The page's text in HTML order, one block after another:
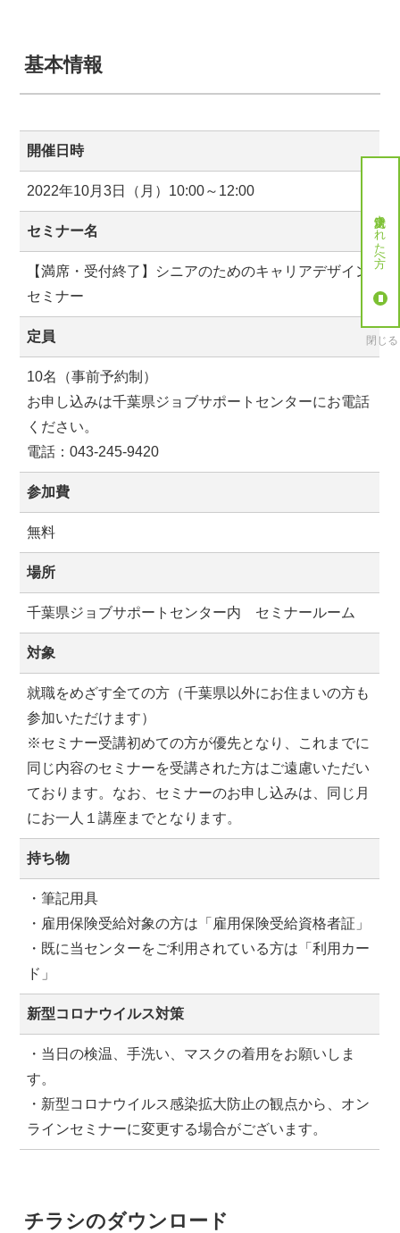
基本情報
開催日時
2022年10月3日（月）10:00～12:00
セミナー名
【満席・受付終了】シニアのためのキャリアデザイン
セミナー
定員
10名（事前予約制）
お申し込みは千葉県ジョブサポートセンターにお電話
ください。
電話：043-245-9420
参加費
無料
場所
千葉県ジョブサポートセンター内 セミナールーム
対象
就職をめざす全ての方（千葉県以外にお住まいの方も
参加いただけます）
※セミナー受講初めての方が優先となり、これまでに
同じ内容のセミナーを受講された方はご遠慮いただい
ております。なお、セミナーのお申し込みは、同じ月
にお一人１講座までとなります。
持ち物
・筆記用具
・雇用保険受給対象の方は「雇用保険受給資格者証」
・既に当センターをご利用されている方は「利用カー
ド」
新型コロナウイルス対策
・当日の検温、手洗い、マスクの着用をお願いしま
す。
・新型コロナウイルス感染拡大防止の観点から、オン
ラインセミナーに変更する場合がございます。
チラシのダウンロード
就労決定された方へ
閉じる